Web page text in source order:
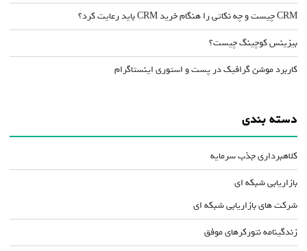
CRM چیست و چه نکاتی را هنگام خرید CRM باید رعایت کرد؟
بیزینس کوچینگ چیست؟
کاربرد موشن گرافیک در پست و استوری اینستاگرام
دسته بندی
کلاهبرداری جذب سرمایه
بازاریابی شبکه ای
شرکت های بازاریابی شبکه ای
زندگینامه نتورکرهای موفق